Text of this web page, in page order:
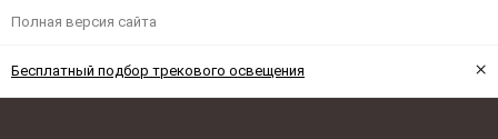
Полная версия сайта
Бесплатный подбор трекового освещения ×